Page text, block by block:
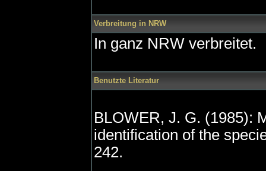
Verbreitung in NRW
In ganz NRW verbreitet.
Benutzte Literatur
BLOWER, J. G. (1985):
identification of the
242.